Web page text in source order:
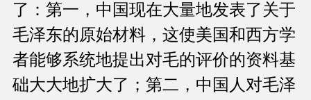
了：第一，中国现在大量地发表了关于
毛泽东的原始材料，这使美国和西方学
者能够系统地提出对毛的评价的资料基
础大大地扩大了；第二，中国人对毛泽